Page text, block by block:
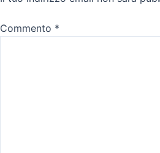
Commento *